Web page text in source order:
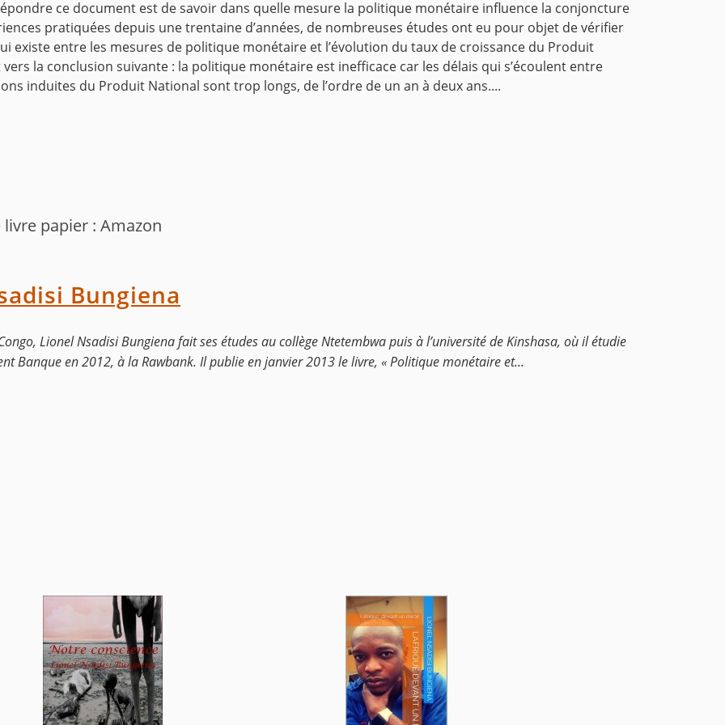
ce document est de savoir dans quelle mesure la politique monétaire influence la conjoncture
pratiquées depuis une trentaine d’années, de nombreuses études ont eu pour objet de vérifier
existe entre les mesures de politique monétaire et l’évolution du taux de croissance du Produit
la conclusion suivante : la politique monétaire est inefficace car les délais qui s’écoulent entre
induites du Produit National sont trop longs, de l’ordre de un an à deux ans....
papier : Amazon
Bungiena
Lionel Nsadisi Bungiena fait ses études au collège Ntetembwa puis à l’université de Kinshasa, où il étudie
Banque en 2012, à la Rawbank. Il publie en janvier 2013 le livre, « Politique monétaire et...